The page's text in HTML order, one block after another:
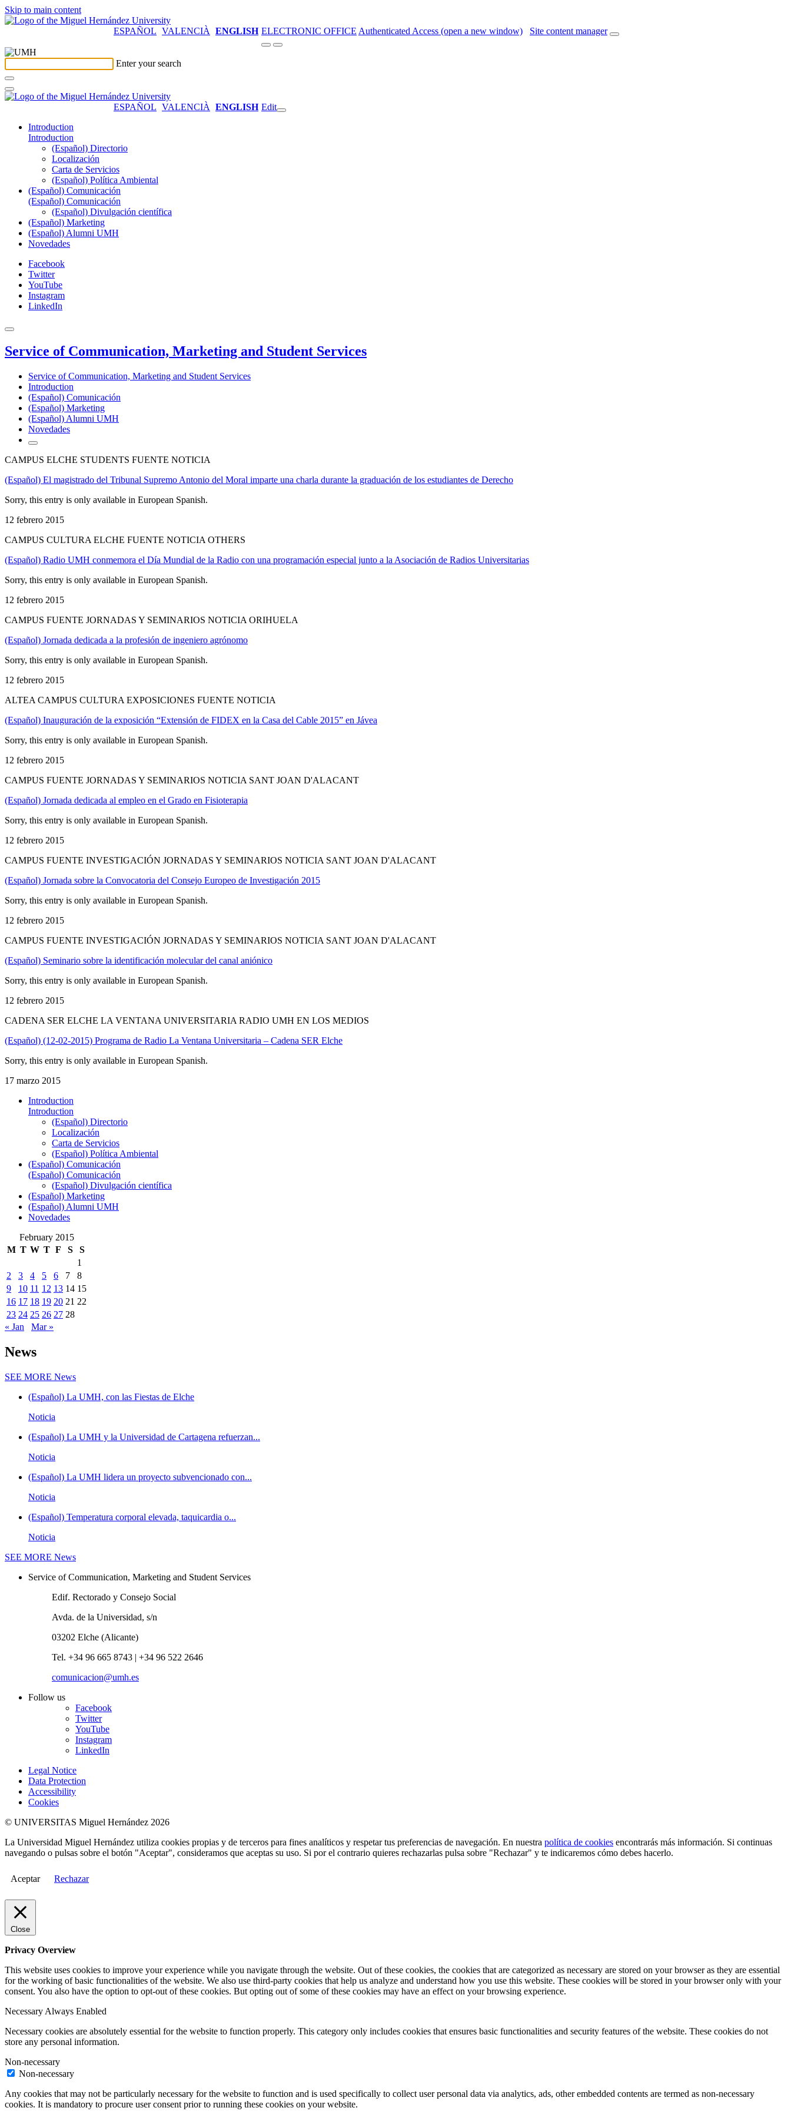
Skip to main content
ESPAÑOL VALENCIÀ ENGLISH ELECTRONIC OFFICE Authenticated Access (open a new window) Site content manager
Enter your search
ESPAÑOL VALENCIÀ ENGLISH Edit
Introduction
Introduction
(Español) Directorio
Localización
Carta de Servicios
(Español) Política Ambiental
(Español) Comunicación
(Español) Comunicación
(Español) Divulgación científica
(Español) Marketing
(Español) Alumni UMH
Novedades
Facebook
Twitter
YouTube
Instagram
LinkedIn
Service of Communication, Marketing and Student Services
Service of Communication, Marketing and Student Services
Introduction
(Español) Comunicación
(Español) Marketing
(Español) Alumni UMH
Novedades
CAMPUS ELCHE STUDENTS FUENTE NOTICIA
(Español) El magistrado del Tribunal Supremo Antonio del Moral imparte una charla durante la graduación de los estudiantes de Derecho
Sorry, this entry is only available in European Spanish.
12 febrero 2015
CAMPUS CULTURA ELCHE FUENTE NOTICIA OTHERS
(Español) Radio UMH conmemora el Día Mundial de la Radio con una programación especial junto a la Asociación de Radios Universitarias
Sorry, this entry is only available in European Spanish.
12 febrero 2015
CAMPUS FUENTE JORNADAS Y SEMINARIOS NOTICIA ORIHUELA
(Español) Jornada dedicada a la profesión de ingeniero agrónomo
Sorry, this entry is only available in European Spanish.
12 febrero 2015
ALTEA CAMPUS CULTURA EXPOSICIONES FUENTE NOTICIA
(Español) Inauguración de la exposición “Extensión de FIDEX en la Casa del Cable 2015” en Jávea
Sorry, this entry is only available in European Spanish.
12 febrero 2015
CAMPUS FUENTE JORNADAS Y SEMINARIOS NOTICIA SANT JOAN D'ALACANT
(Español) Jornada dedicada al empleo en el Grado en Fisioterapia
Sorry, this entry is only available in European Spanish.
12 febrero 2015
CAMPUS FUENTE INVESTIGACIÓN JORNADAS Y SEMINARIOS NOTICIA SANT JOAN D'ALACANT
(Español) Jornada sobre la Convocatoria del Consejo Europeo de Investigación 2015
Sorry, this entry is only available in European Spanish.
12 febrero 2015
CAMPUS FUENTE INVESTIGACIÓN JORNADAS Y SEMINARIOS NOTICIA SANT JOAN D'ALACANT
(Español) Seminario sobre la identificación molecular del canal aniónico
Sorry, this entry is only available in European Spanish.
12 febrero 2015
CADENA SER ELCHE LA VENTANA UNIVERSITARIA RADIO UMH EN LOS MEDIOS
(Español) (12-02-2015) Programa de Radio La Ventana Universitaria – Cadena SER Elche
Sorry, this entry is only available in European Spanish.
17 marzo 2015
Introduction
Introduction
(Español) Directorio
Localización
Carta de Servicios
(Español) Política Ambiental
(Español) Comunicación
(Español) Comunicación
(Español) Divulgación científica
(Español) Marketing
(Español) Alumni UMH
Novedades
February 2015
M T W T F S
S
1
2
3 4 5 6 7
8
9
10 11 12 13 14 15
16 17 18 19 20 21 22
23 24 25 26 27 28
« Jan
Mar »
News
SEE MORE News
(Español) La UMH, con las Fiestas de Elche
Noticia
(Español) La UMH y la Universidad de Cartagena refuerzan...
Noticia
(Español) La UMH lidera un proyecto subvencionado con...
Noticia
(Español) Temperatura corporal elevada, taquicardia o...
Noticia
SEE MORE News
Service of Communication, Marketing and Student Services
Edif. Rectorado y Consejo Social
Avda. de la Universidad, s/n
03202 Elche (Alicante)
Tel. +34 96 665 8743 | +34 96 522 2646
comunicacion@umh.es
Follow us
Facebook
Twitter
YouTube
Instagram
LinkedIn
Legal Notice
Data Protection
Accessibility
Cookies
© UNIVERSITAS Miguel Hernández 2026
La Universidad Miguel Hernández utiliza cookies propias y de terceros para fines analíticos y respetar tus preferencias de navegación. En nuestra política de cookies encontrarás más información. Si continuas
navegando o pulsas sobre el botón "Aceptar", consideramos que aceptas su uso. Si por el contrario quieres rechazarlas pulsa sobre "Rechazar" y te indicaremos cómo debes hacerlo.
Aceptar Rechazar
Close
Privacy Overview
This website uses cookies to improve your experience while you navigate through the website. Out of these cookies, the cookies that are categorized as necessary are stored on your browser as they are essential
for the working of basic functionalities of the website. We also use third-party cookies that help us analyze and understand how you use this website. These cookies will be stored in your browser only with your
consent. You also have the option to opt-out of these cookies. But opting out of some of these cookies may have an effect on your browsing experience.
Necessary Always Enabled
Necessary cookies are absolutely essential for the website to function properly. This category only includes cookies that ensures basic functionalities and security features of the website. These cookies do not
store any personal information.
Non-necessary
Non-necessary
Any cookies that may not be particularly necessary for the website to function and is used specifically to collect user personal data via analytics, ads, other embedded contents are termed as non-necessary
cookies. It is mandatory to procure user consent prior to running these cookies on your website.